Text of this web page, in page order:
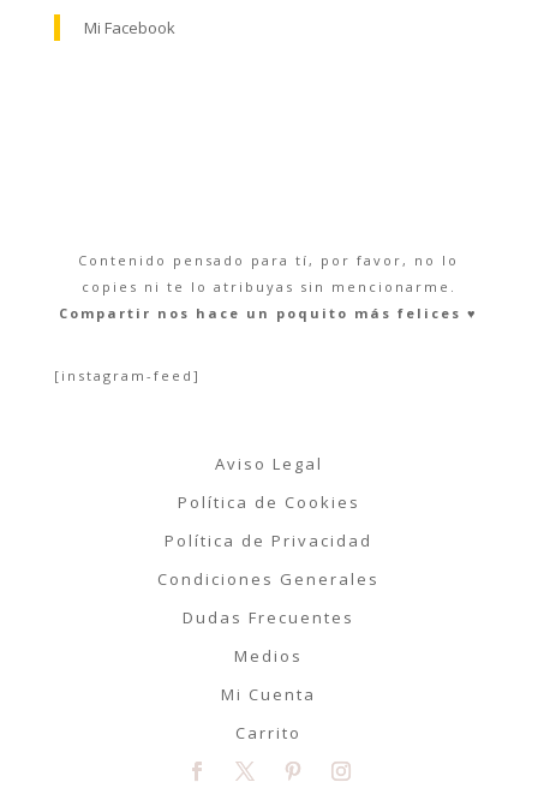
Mi Facebook
Contenido pensado para tí, por favor, no lo
copies ni te lo atribuyas sin mencionarme.
Compartir nos hace un poquito más felices ♥︎
[instagram-feed]
Aviso Legal
Política de Cookies
Política de Privacidad
Condiciones Generales
Dudas Frecuentes
Medios
Mi Cuenta
Carrito